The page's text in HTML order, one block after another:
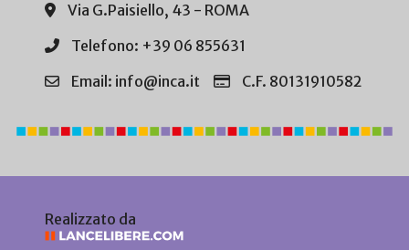
Via G.Paisiello, 43 - ROMA
Telefono: +39 06 855631
Email: info@inca.it
C.F. 80131910582
Realizzato da